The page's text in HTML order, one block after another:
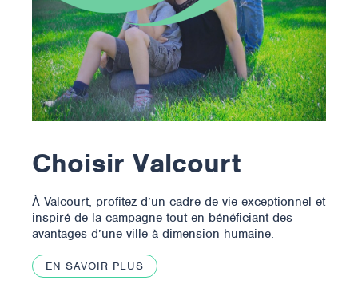
Choisir Valcourt
À Valcourt, profitez d’un cadre de vie exceptionnel et
inspiré de la campagne tout en bénéficiant des
avantages d’une ville à dimension humaine.
EN SAVOIR PLUS